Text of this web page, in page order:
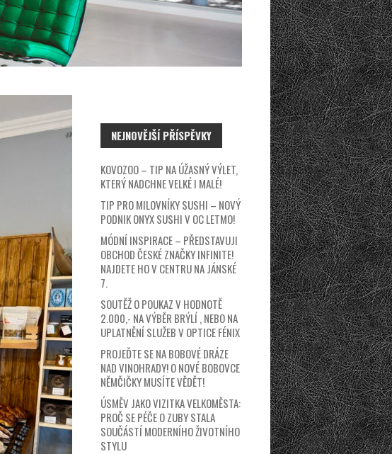
NEJNOVĚJŠÍ PŘÍSPĚVKY
KOVOZOO – TIP NA ÚŽASNÝ VÝLET,
KTERÝ NADCHNE VELKÉ I MALÉ!
TIP PRO MILOVNÍKY SUSHI – NOVÝ
PODNIK ONYX SUSHI V OC LETMO!
MÓDNÍ INSPIRACE – PŘEDSTAVUJI
OBCHOD ČESKÉ ZNAČKY INFINITE!
NAJDETE HO V CENTRU NA JÁNSKÉ
7.
SOUTĚŽ O POUKAZ V HODNOTĚ
2.000,- NA VÝBĚR BRÝLÍ , NEBO NA
UPLATNĚNÍ SLUŽEB V OPTICE FÉNIX
PROJEĎTE SE NA BOBOVÉ DRÁZE
NAD VINOHRADY! O NOVÉ BOBOVCE
NĚMČIČKY MUSÍTE VĚDĚT!
ÚSMĚV JAKO VIZITKA VELKOMĚSTA:
PROČ SE PÉČE O ZUBY STALA
SOUČÁSTÍ MODERNÍHO ŽIVOTNÍHO
STYLU